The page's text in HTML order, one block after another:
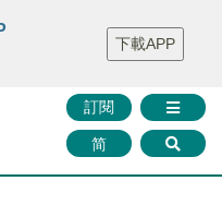
財華證券 媒體矩陣
智庫沙龍
聯絡我們
訂閱
简
下載APP